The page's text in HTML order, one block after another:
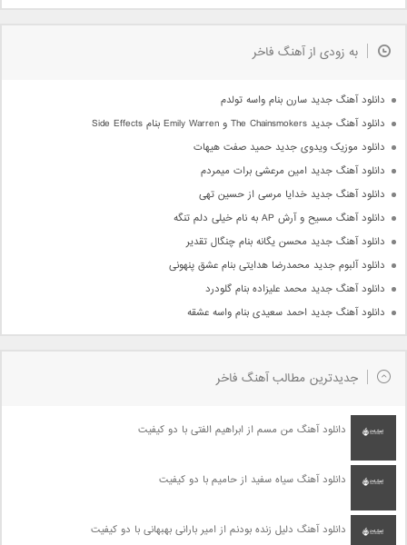
به زودی از آهنگ فاخر
دانلود آهنگ جدید سارن بنام واسه تولدم
دانلود آهنگ جدید The Chainsmokers و Emily Warren بنام Side Effects
دانلود موزیک ویدوی جدید حمید صفت هیهات
دانلود آهنگ جدید امین مرعشی برات میمردم
دانلود آهنگ جدید خدایا مرسی از حسین تهی
دانلود آهنگ مسیح و آرش AP به نام خیلی دلم تنگه
دانلود آهنگ جدید محسن یگانه بنام چنگال تقدیر
دانلود آلبوم جدید محمدرضا هدایتی بنام عشق پنهونی
دانلود آهنگ جدید محمد علیزاده بنام گلودرد
دانلود آهنگ جدید احمد سعیدی بنام واسه عشقه
جدیدترین مطالب آهنگ فاخر
دانلود آهنگ من مسم از ابراهیم الفتی با دو کیفیت
دانلود آهنگ سیاه سفید از حامیم با دو کیفیت
دانلود آهنگ دلیل زنده بودنم از امیر بارانی بهبهانی با دو کیفیت